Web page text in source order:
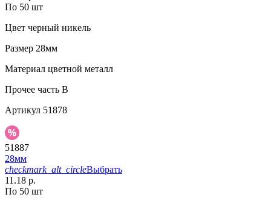
По 50 шт
Цвет черный никель
Размер 28мм
Материал цветной металл
Прочее часть B
Артикул 51878
51887
28мм
checkmark_alt_circleВыбрать
11.18 р.
По 50 шт